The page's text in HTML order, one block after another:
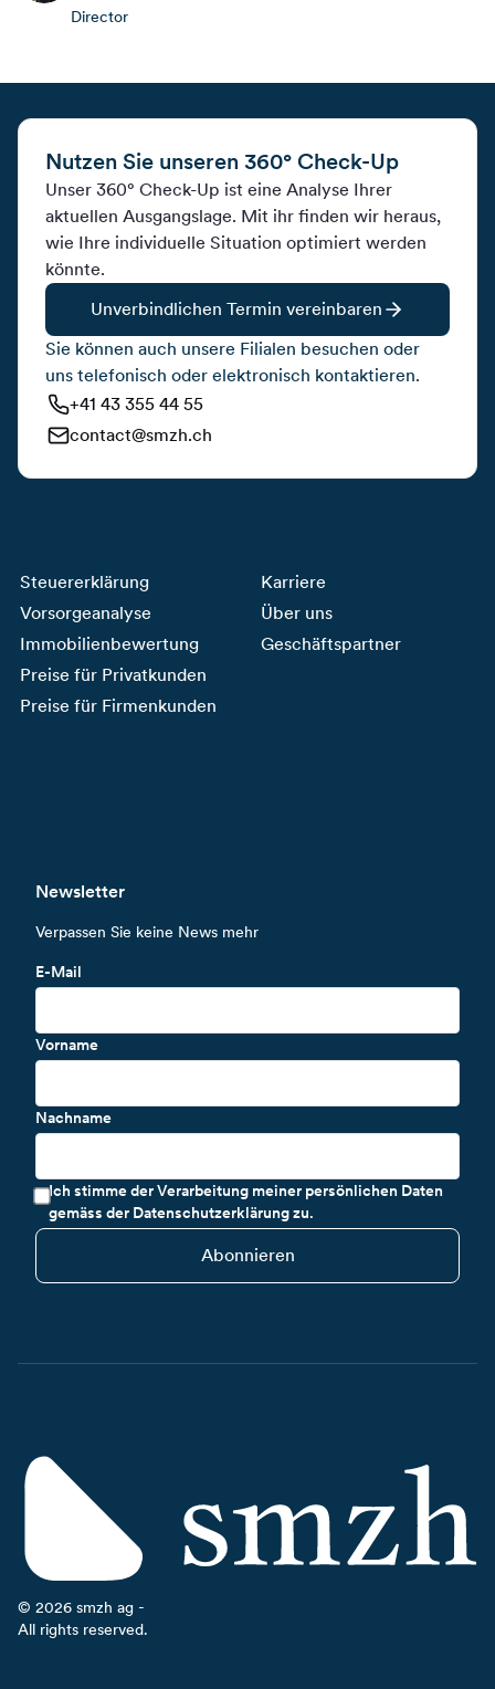
Director
Nutzen Sie unseren 360° Check-Up
Unser 360° Check-Up ist eine Analyse Ihrer
aktuellen Ausgangslage. Mit ihr finden wir heraus,
wie Ihre individuelle Situation optimiert werden
könnte.
Unverbindlichen Termin vereinbaren
Sie können auch unsere Filialen besuchen oder
uns telefonisch oder elektronisch kontaktieren.
+41 43 355 44 55
contact@smzh.ch
Steuererklärung
Vorsorgeanalyse
Immobilienbewertung
Preise für Privatkunden
Preise für Firmenkunden
Karriere
Über uns
Geschäftspartner
Newsletter
Verpassen Sie keine News mehr
E-Mail
Vorname
Nachname
Ich stimme der Verarbeitung meiner persönlichen Daten
gemäss der Datenschutzerklärung zu.
Abonnieren
© 2026 smzh ag -
All rights reserved.